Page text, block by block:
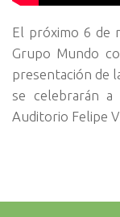
El próximo 6 de
Grupo Mundo
presentación de
se celebrarán
Auditorio Felipe